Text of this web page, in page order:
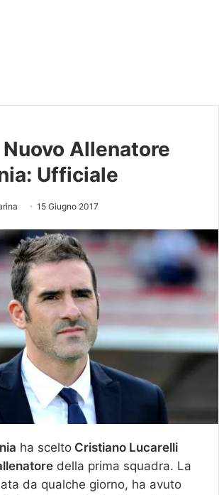
Allenatore
Ufficiale
15 Giugno 2017
ha scelto Cristiano Lucarelli
della prima squadra. La
da qualche giorno, ha avuto